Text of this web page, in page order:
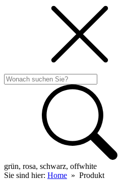
grün, rosa, schwarz, offwhite
Sie sind hier: Home » Produkt